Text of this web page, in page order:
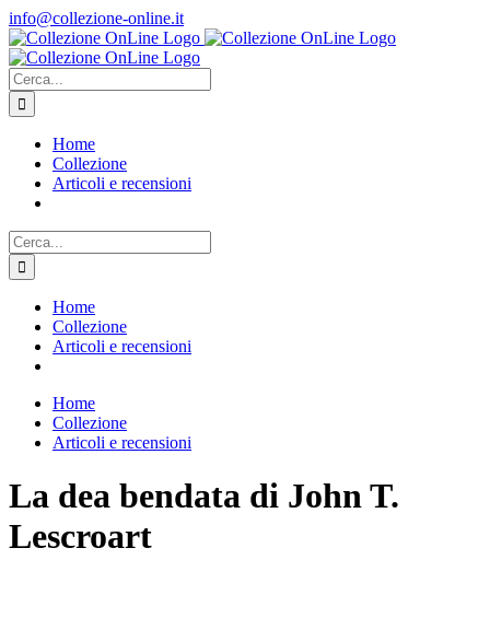
Salta
al
contenuto
info@collezione-online.it
Cerca
per:
Home
Collezione
Articoli e recensioni
Cerca
per:
Home
Collezione
Articoli e recensioni
Home
Collezione
Articoli e recensioni
La dea bendata di John T.
Lescroart